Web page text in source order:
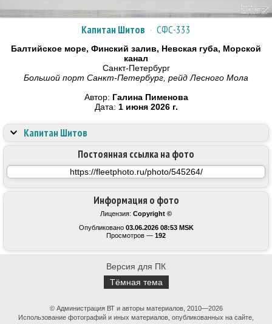
Капитан Шитов · СФС-333
Балтийское море, Финский залив, Невская губа, Морской
канал
Санкт-Петербург
Большой порт Санкт-Петербург, рейд Лесного Мола
Автор: Галина Пименова
Дата: 1 июня 2026 г.
Информация о фото
Лицензия: Copyright ©
Опубликовано 03.06.2026 08:53 MSK
Просмотров — 192
Постоянная ссылка на фото
Капитан Шитов
Версия для ПК
Тёмная тема
© Администрация ВТ и авторы материалов, 2010—2026
Использование фотографий и иных материалов, опубликованных на сайте,